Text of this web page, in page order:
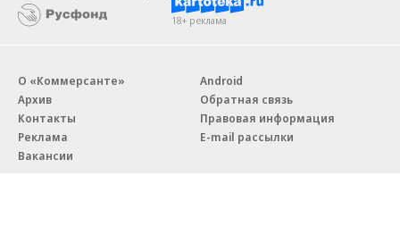
18+ реклама
О «Коммерсанте»
Архив
Контакты
Реклама
Вакансии
Android
Обратная связь
Правовая информация
E-mail рассылки